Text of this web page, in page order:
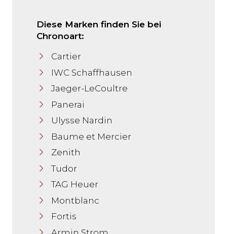
Diese Marken finden Sie bei
Chronoart:
Cartier
IWC Schaffhausen
Jaeger-LeCoultre
Panerai
Ulysse Nardin
Baume et Mercier
Zenith
Tudor
TAG Heuer
Montblanc
Fortis